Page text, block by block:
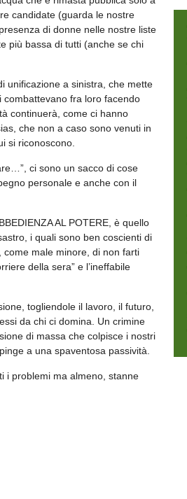
candidate (guarda le nostre
di donne nelle nostre liste
più bassa di tutti (anche se chi
unificazione a sinistra, che mette
fra loro facendo
continuerà, come ci hanno
che non a caso sono venuti in
si riconoscono.
ci sono un sacco di cose
personale e anche con il
AL POTERE, è quello
i quali sono ben coscienti di
male minore, di non farti
della sera” e l’ineffabile
togliendole il lavoro, il futuro,
da chi ci domina. Un crimine
di massa che colpisce i nostri
a una spaventosa passività.
i problemi ma almeno, stanne